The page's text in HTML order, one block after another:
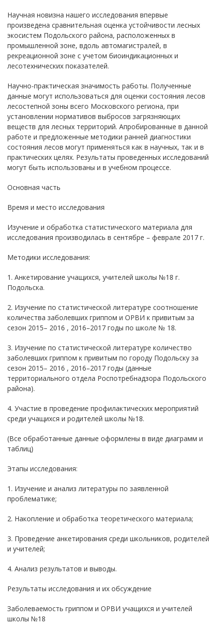
Научная новизна нашего исследования впервые
произведена сравнительная оценка устойчивости лесных
экосистем Подольского района, расположенных в
промышленной зоне, вдоль автомагистралей, в
рекреационной зоне с учетом биоиндикационных и
лесотехнических показателей.
Научно-практическая значимость работы. Полученные
данные могут использоваться для оценки состояния лесов
лесостепной зоны всего Московского региона, при
установлении нормативов выбросов загрязняющих
веществ для лесных территорий. Апробированные в данной
работе и предложенные методики ранней диагностики
состояния лесов могут применяться как в научных, так и в
практических целях. Результаты проведенных исследований
могут быть использованы и в учебном процессе.
Основная часть
Время и место исследования
Изучение и обработка статистического материала для
исследования производилась в сентябре – феврале 2017 г.
Методики исследования:
1. Анкетирование учащихся, учителей школы №18 г.
Подольска.
2. Изучение по статистической литературе соотношение
количества заболевших гриппом и ОРВИ к привитым за
сезон 2015– 2016 , 2016–2017 годы по школе № 18.
3. Изучение по статистической литературе количество
заболевших гриппом к привитым по городу Подольску за
сезон 2015– 2016 , 2016–2017 годы (данные
территориального отдела Роспотребнадзора Подольского
района).
4. Участие в проведение профилактических мероприятий
среди учащихся и родителей школы №18.
(Все обработанные данные оформлены в виде диаграмм и
таблиц)
Этапы исследования:
1. Изучение и анализ литературы по заявленной
проблематике;
2. Накопление и обработка теоретического материала;
3. Проведение анкетирования среди школьников, родителей
и учителей;
4. Анализ результатов и выводы.
Результаты исследования и их обсуждение
Заболеваемость гриппом и ОРВИ учащихся и учителей
школы №18